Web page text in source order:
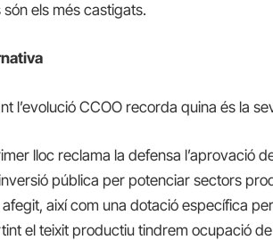
són els més castigats.
l’evolució CCOO recorda quina és la
lloc reclama la defensa l’aprovació
pública per potenciar sectors
així com una dotació específica
el teixit productiu tindrem ocupació